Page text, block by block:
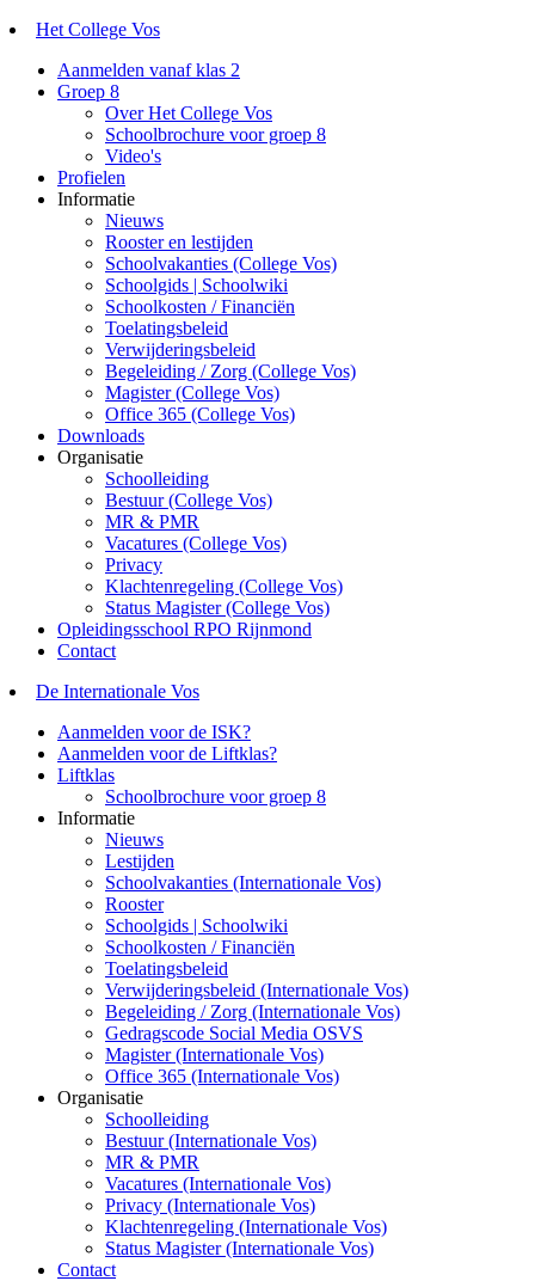
Het College Vos
Aanmelden vanaf klas 2
Groep 8
Over Het College Vos
Schoolbrochure voor groep 8
Video's
Profielen
Informatie
Nieuws
Rooster en lestijden
Schoolvakanties (College Vos)
Schoolgids | Schoolwiki
Schoolkosten / Financiën
Toelatingsbeleid
Verwijderingsbeleid
Begeleiding / Zorg (College Vos)
Magister (College Vos)
Office 365 (College Vos)
Downloads
Organisatie
Schoolleiding
Bestuur (College Vos)
MR & PMR
Vacatures (College Vos)
Privacy
Klachtenregeling (College Vos)
Status Magister (College Vos)
Opleidingsschool RPO Rijnmond
Contact
De Internationale Vos
Aanmelden voor de ISK?
Aanmelden voor de Liftklas?
Liftklas
Schoolbrochure voor groep 8
Informatie
Nieuws
Lestijden
Schoolvakanties (Internationale Vos)
Rooster
Schoolgids | Schoolwiki
Schoolkosten / Financiën
Toelatingsbeleid
Verwijderingsbeleid (Internationale Vos)
Begeleiding / Zorg (Internationale Vos)
Gedragscode Social Media OSVS
Magister (Internationale Vos)
Office 365 (Internationale Vos)
Organisatie
Schoolleiding
Bestuur (Internationale Vos)
MR & PMR
Vacatures (Internationale Vos)
Privacy (Internationale Vos)
Klachtenregeling (Internationale Vos)
Status Magister (Internationale Vos)
Contact